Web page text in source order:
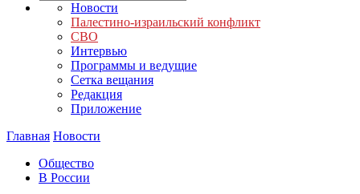
Новости
Палестино-израильский конфликт
СВО
Интервью
Программы и ведущие
Сетка вещания
Редакция
Приложение
Главная Новости
Общество
В России